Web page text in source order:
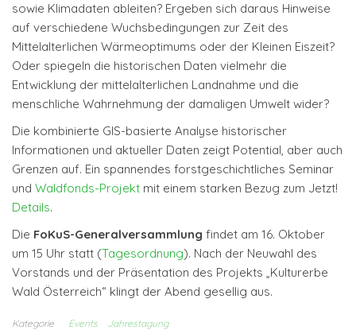
sowie Klimadaten ableiten? Ergeben sich daraus Hinweise
auf verschiedene Wuchsbedingungen zur Zeit des
Mittelalterlichen Wärmeoptimums oder der Kleinen Eiszeit?
Oder spiegeln die historischen Daten vielmehr die
Entwicklung der mittelalterlichen Landnahme und die
menschliche Wahrnehmung der damaligen Umwelt wider?
Die kombinierte GIS-basierte Analyse historischer
Informationen und aktueller Daten zeigt Potential, aber auch
Grenzen auf. Ein spannendes forstgeschichtliches Seminar
und Waldfonds-Projekt mit einem starken Bezug zum Jetzt!
Details.
Die FoKuS-Generalversammlung findet am 16. Oktober
um 15 Uhr statt (Tagesordnung). Nach der Neuwahl des
Vorstands und der Präsentation des Projekts „Kulturerbe
Wald Österreich“ klingt der Abend gesellig aus.
Kategorie Events Jahrestagung